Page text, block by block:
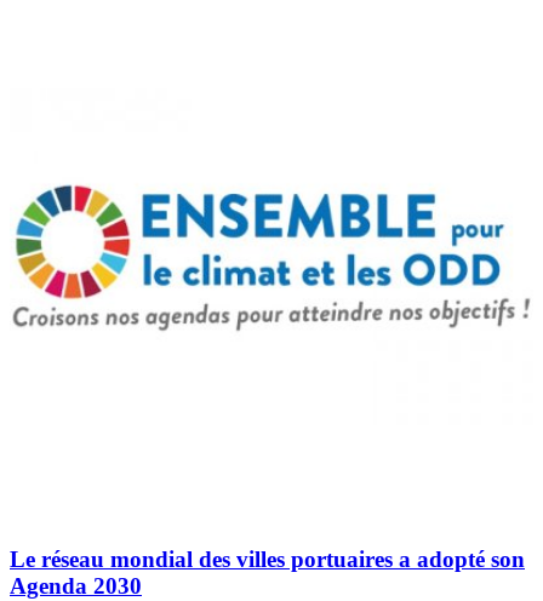
Le réseau mondial des villes portuaires a adopté son
Agenda 2030